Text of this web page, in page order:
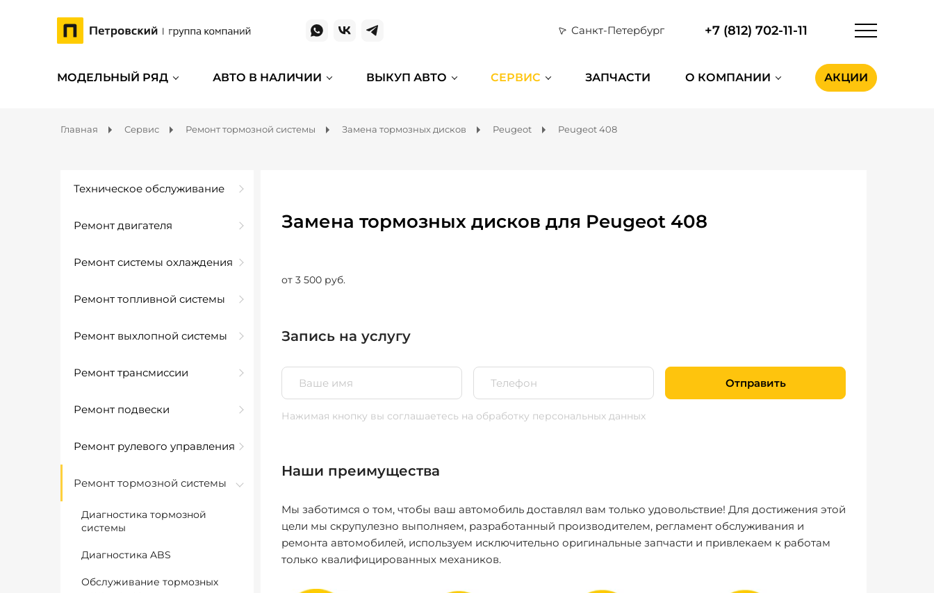
Санкт-Петербург +7 (812) 702-11-11
МОДЕЛЬНЫЙ РЯД АВТО В НАЛИЧИИ ВЫКУП АВТО СЕРВИС ЗАПЧАСТИ О КОМПАНИИ АКЦИИ
Главная Сервис Ремонт тормозной системы Замена тормозных дисков Peugeot Peugeot 408
Техническое обслуживание
Ремонт двигателя
Ремонт системы охлаждения
Ремонт топливной системы
Ремонт выхлопной системы
Ремонт трансмиссии
Ремонт подвески
Ремонт рулевого управления
Ремонт тормозной системы
Диагностика тормозной
системы
Диагностика ABS
Обслуживание тормозных
Замена тормозных дисков для Peugeot 408
от 3 500 руб.
Запись на услугу
Отправить
Нажимая кнопку вы соглашаетесь на обработку персональных данных
Наши преимущества
Мы заботимся о том, чтобы ваш автомобиль доставлял вам только удовольствие! Для достижения этой
цели мы скрупулезно выполняем, разработанный производителем, регламент обслуживания и
ремонта автомобилей, используем исключительно оригинальные запчасти и привлекаем к работам
только квалифицированных механиков.